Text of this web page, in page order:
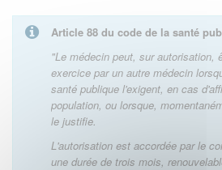
Article 88 du code de la santé
"Le médecin peut, sur autorisation,
exercice par un autre médecin
santé publique l'exigent, en cas
population, ou lorsque,
le justifie.
L'autorisation est accordée par le
une durée de trois mois,